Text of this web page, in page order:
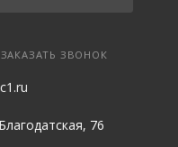
ЗАКАЗАТЬ ЗВОНОК
76